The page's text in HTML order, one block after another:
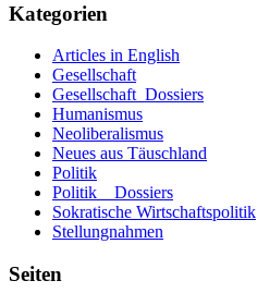
Teil
Kategorien
Articles in English
Gesellschaft
Gesellschaft_Dossiers
Humanismus
Neoliberalismus
Neues aus Täuschland
Politik
Politik _ Dossiers
Sokratische Wirtschaftspolitik
Stellungnahmen
Seiten